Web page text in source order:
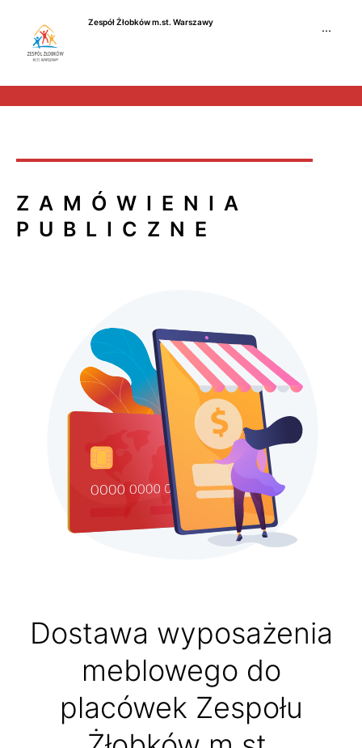
Zespół Żłobków m.st. Warszawy
···
ZAMÓWIENIA
PUBLICZNE
Dostawa wyposażenia
meblowego do
placówek Zespołu